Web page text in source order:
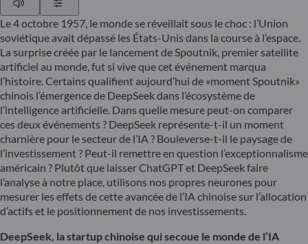
Le 4 octobre 1957, le monde se réveillait sous le choc : l’Union
soviétique avait dépassé les États-Unis dans la course à l’espace.
La surprise créée par le lancement de Spoutnik, premier satellite
artificiel au monde, fut si vive que cet événement marqua
l’histoire. Certains qualifient aujourd’hui de «moment Spoutnik»
chinois l’émergence de DeepSeek dans l’écosystème de
l’intelligence artificielle. Dans quelle mesure peut-on comparer
ces deux événements ? DeepSeek représente-t-il un moment
charnière pour le secteur de l’IA ? Bouleverse-t-il le paysage de
l’investissement ? Peut-il remettre en question l’exceptionnalisme
américain ? Plutôt que laisser ChatGPT et DeepSeek faire
l’analyse à notre place, utilisons nos propres neurones pour
mesurer les effets de cette avancée de l’IA chinoise sur l’allocation
d’actifs et le positionnement de nos investissements.
DeepSeek, la startup chinoise qui secoue le monde de l’IA